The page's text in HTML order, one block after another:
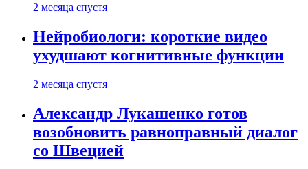
2 месяца спустя
Нейробиологи: короткие видео
ухудшают когнитивные функции
2 месяца спустя
Александр Лукашенко готов
возобновить равноправный диалог
со Швецией